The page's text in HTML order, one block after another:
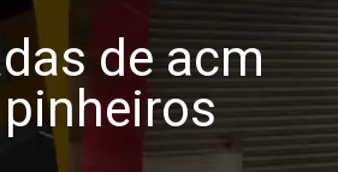
de acm